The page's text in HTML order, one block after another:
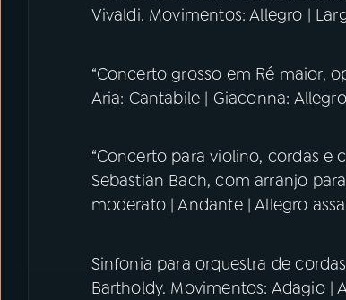
Vivaldi. Movimentos: Allegro |
“Concerto grosso em Ré maior,
Aria: Cantabile | Giaconna:
“Concerto para violino, cordas e
Sebastian Bach, com arranjo
moderato | Andante | Allegro
Sinfonia para orquestra de
Bartholdy. Movimentos: Adagio |